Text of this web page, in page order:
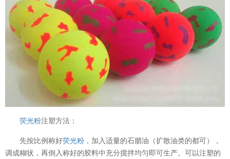
荧光粉注塑方法：
先按比例称好荧光粉 ，加入适量的石腊油（扩散油类的都可），
调成糊状，再倒入称好的胶料中充分搅拌均匀即可生产。可以注塑的